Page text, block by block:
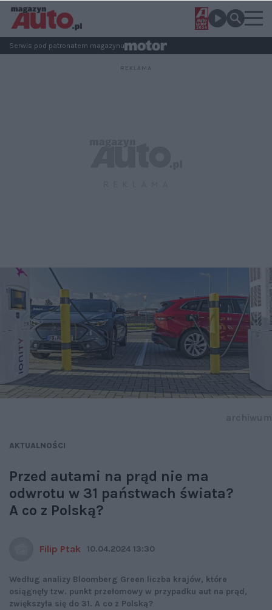
Serwis pod patronatem magazynu
AKTUALNOŚCI
Przed autami na prąd nie ma
odwrotu w 31 państwach świata?
A co z Polską?
Filip Ptak 10.04.2024 13:30
Według analizy Bloomberg Green liczba krajów, które
osiągnęły tzw. punkt przełomowy w przypadku aut na prąd,
zwiększyła się do 31. A co z Polską?